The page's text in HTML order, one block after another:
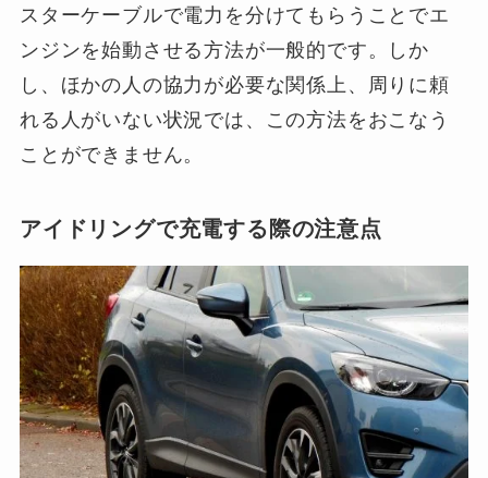
スターケーブルで電力を分けてもらうことでエ
ンジンを始動させる方法が一般的です。しか
し、ほかの人の協力が必要な関係上、周りに頼
れる人がいない状況では、この方法をおこなう
ことができません。
アイドリングで充電する際の注意点